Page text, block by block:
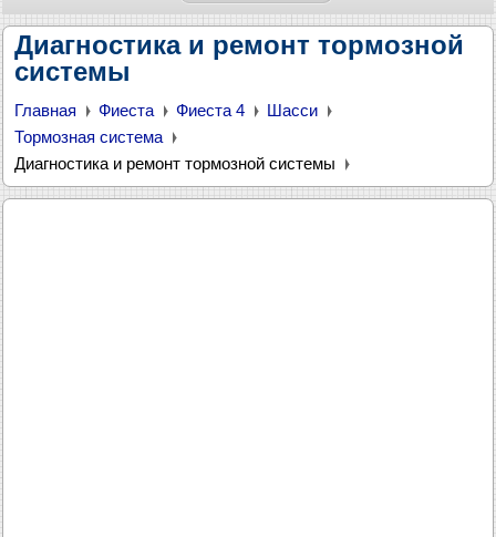
Диагностика и ремонт тормозной
системы
Главная Фиеста Фиеста 4
Шасси
Тормозная система
Диагностика и ремонт тормозной системы